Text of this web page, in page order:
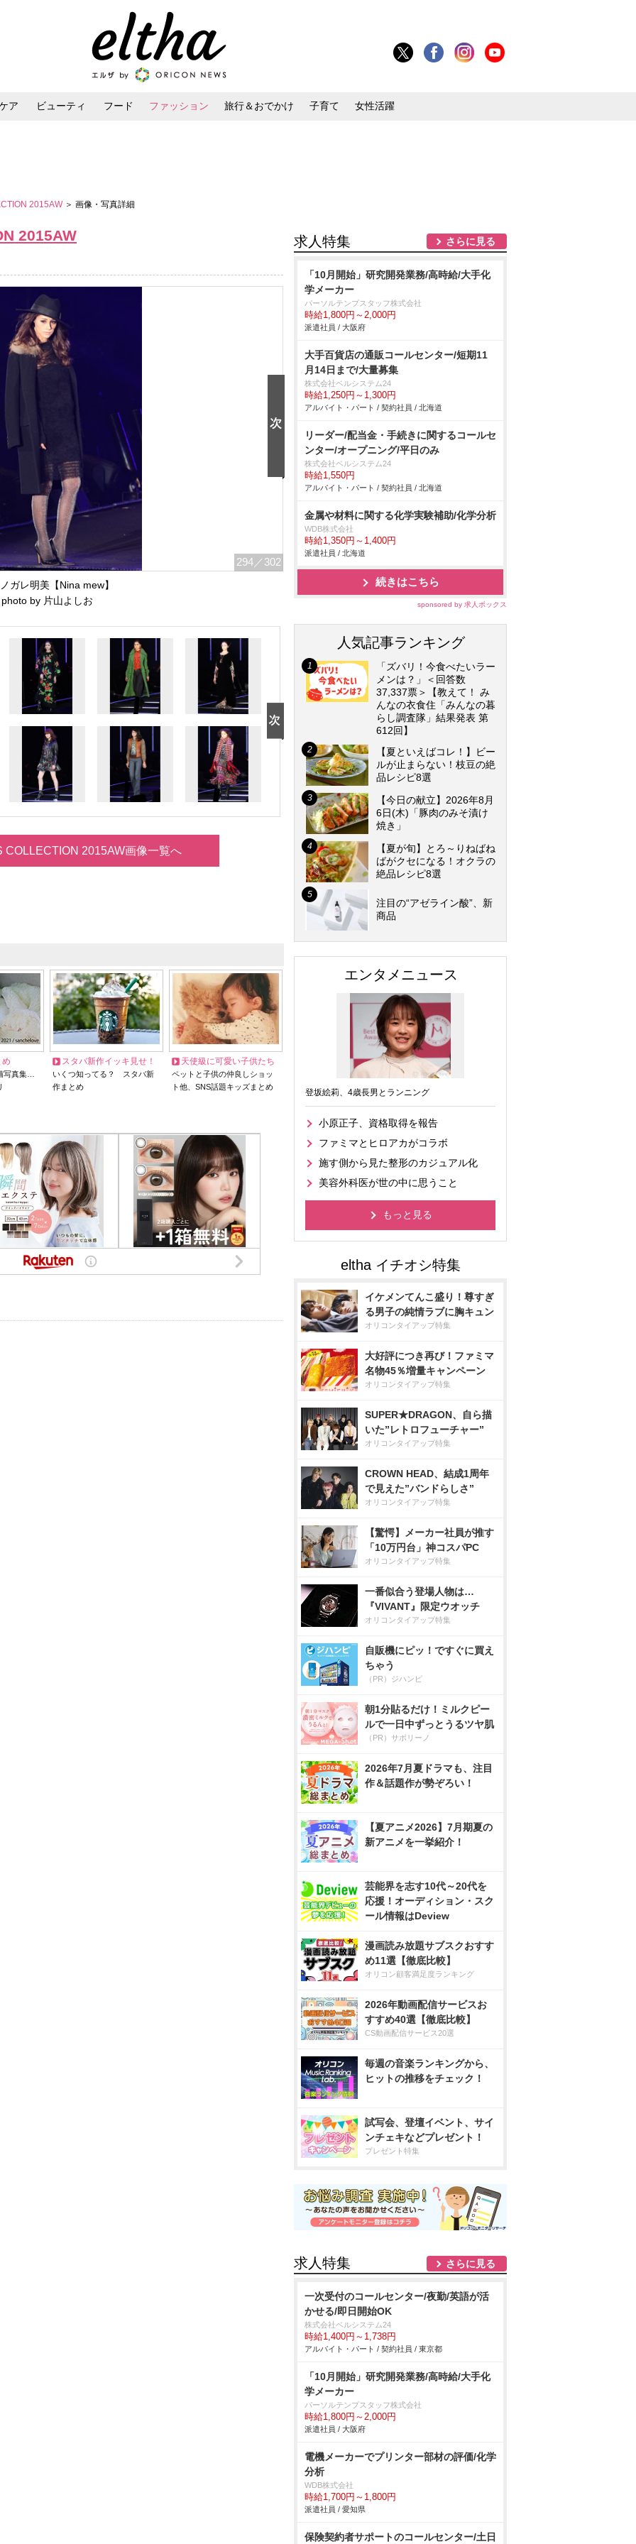
ア ビューティ フード ファッション 旅行＆おでかけ 子育て 女性活躍
2015AW ＞ 画像・写真詳細
2015AW
294 ／302
ガレ明美【Nina mew】
photo by 片山よしお
COLLECTION 2015AW画像一覧へ
め
写真集…
スタバ新作イッキ見せ！
いくつ知ってる？ スタバ新
作まとめ
天使級に可愛い子供たち
ペットと子供の仲良しショッ
ト他、SNS話題キッズまとめ
求人特集 さらに見る
「10月開始」研究開発業務/高時給/大手化
学メーカー
パーソルテンプスタッフ株式会社
時給1,800円～2,000円
派遣社員 / 大阪府
大手百貨店の通販コールセンター/短期11
月14日まで/大量募集
株式会社ベルシステム24
時給1,250円～1,300円
アルバイト・パート / 契約社員 / 北海道
リーダー/配当金・手続きに関するコールセ
ンター/オープニング/平日のみ
株式会社ベルシステム24
時給1,550円
アルバイト・パート / 契約社員 / 北海道
金属や材料に関する化学実験補助/化学分析
WDB株式会社
時給1,350円～1,400円
派遣社員 / 北海道
続きはこちら
sponsored by 求人ボックス
人気記事ランキング
「ズバリ！今食べたいラー
メンは？」＜回答数
37,337票＞【教えて！ み
んなの衣食住「みんなの暮
らし調査隊」結果発表 第
612回】
【夏といえばコレ！】ビー
ルが止まらない！枝豆の絶
品レシピ8選
【今日の献立】2026年8月
6日(木)「豚肉のみそ漬け
焼き」
【夏が旬】とろ～りねばね
ばがクセになる！オクラの
絶品レシピ8選
注目の“アゼライン酸”、新
商品
エンタメニュース
登坂絵莉、4歳長男とランニング
小原正子、資格取得を報告
ファミマとヒロアカがコラボ
施す側から見た整形のカジュアル化
美容外科医が世の中に思うこと
もっと見る
イケメンてんこ盛り！尊すぎ
る男子の純情ラブに胸キュン
オリコンタイアップ特集
大好評につき再び！ファミマ
名物45％増量キャンペーン
オリコンタイアップ特集
SUPER★DRAGON、自ら描
いた”レトロフューチャー”
オリコンタイアップ特集
CROWN HEAD、結成1周年
で見えた”バンドらしさ”
オリコンタイアップ特集
【驚愕】メーカー社員が推す
「10万円台」神コスパPC
オリコンタイアップ特集
一番似合う登場人物は…
『VIVANT』限定ウオッチ
オリコンタイアップ特集
自販機にピッ！ですぐに買え
ちゃう
（PR）ジハンピ
朝1分貼るだけ！ミルクピー
ルで一日中ずっとうるツヤ肌
（PR）サボリーノ
2026年7月夏ドラマも、注目
作＆話題作が勢ぞろい！
【夏アニメ2026】7月期夏の
新アニメを一挙紹介！
芸能界を志す10代～20代を
応援！オーディション・スク
ール情報はDeview
漫画読み放題サブスクおすす
め11選【徹底比較】
オリコン顧客満足度ランキング
2026年動画配信サービスお
すすめ40選【徹底比較】
CS動画配信サービス20選
毎週の音楽ランキングから、
ヒットの推移をチェック！
試写会、登壇イベント、サイ
ンチェキなどプレゼント！
プレゼント特集
求人特集 さらに見る
一次受付のコールセンター/夜勤/英語が活
かせる/即日開始OK
株式会社ベルシステム24
時給1,400円～1,738円
アルバイト・パート / 契約社員 / 東京都
「10月開始」研究開発業務/高時給/大手化
学メーカー
パーソルテンプスタッフ株式会社
時給1,800円～2,000円
派遣社員 / 大阪府
電機メーカーでプリンター部材の評価/化学
分析
WDB株式会社
時給1,700円～1,800円
派遣社員 / 愛知県
保険契約者サポートのコールセンター/土日